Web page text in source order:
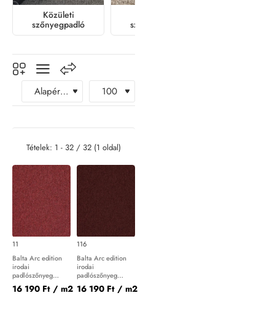
Közületi
szőnyegpadló
szőnyegpadló
Tételek: 1 - 32 / 32 (1 oldal)
11
Balta Arc edition
irodai
padlószőnyeg
Master 11
16 190 Ft / m2
116
Balta Arc edition
irodai
padlószőnyeg
Master 116
16 190 Ft / m2